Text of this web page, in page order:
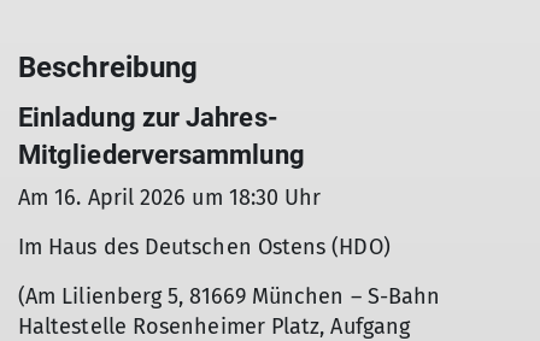
Beschreibung
Einladung zur Jahres-
Mitgliederversammlung
Am 16. April 2026 um 18:30 Uhr
Im Haus des Deutschen Ostens (HDO)
(Am Lilienberg 5, 81669 München – S-Bahn
Haltestelle Rosenheimer Platz, Aufgang